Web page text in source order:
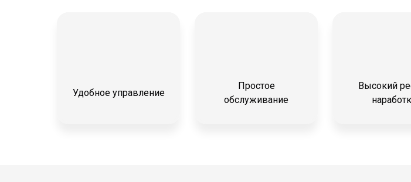
Удобное управление
Простое
обслуживание
Высокий